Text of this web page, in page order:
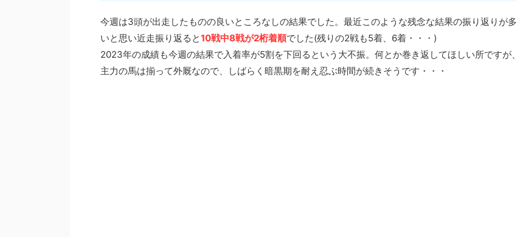
今週は3頭が出走したものの良いところなしの結果でした。最近このような残念な結果の振り返りが多
いと思い近走振り返ると10戦中8戦が2桁着順でした(残りの2戦も5着、6着・・・)
2023年の成績も今週の結果で入着率が5割を下回るという大不振。何とか巻き返してほしい所ですが、
主力の馬は揃って外厩なので、しばらく暗黒期を耐え忍ぶ時間が続きそうです・・・